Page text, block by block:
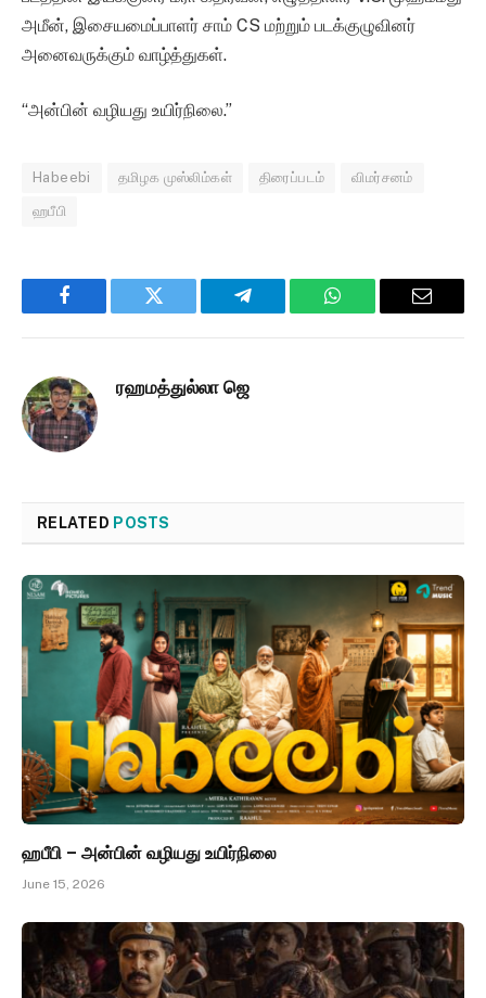
அமீன், இசையமைப்பாளர் சாம் CS மற்றும் படக்குழுவினர்
அனைவருக்கும் வாழ்த்துகள்.
“அன்பின் வழியது உயிர்நிலை.”
Habeebi தமிழக முஸ்லிம்கள் திரைப்படம் விமர்சனம்
ஹபீபி
Facebook Twitter Telegram WhatsApp Email
ரஹமத்துல்லா ஜெ
RELATED POSTS
ஹபீபி – அன்பின் வழியது உயிர்நிலை
June 15, 2026